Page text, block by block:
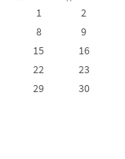
1
2
8
9
15
16
22
23
29
30